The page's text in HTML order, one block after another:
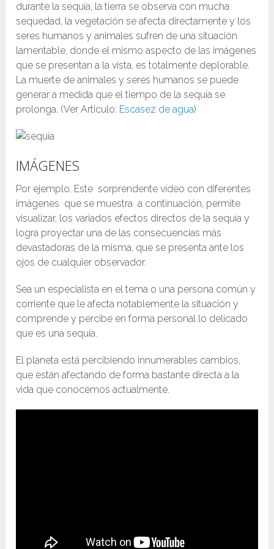
durante la sequía, la tierra se observa con mucha
sequedad, la vegetación se afecta directamente y los
seres humanos y animales sufren de una situación
lamentable, donde el mismo aspecto de las imágenes
que se presentan a la vista, es totalmente deplorable.
La muerte de animales y seres humanos se puede
generar a medida que el tiempo de la sequía se
prolonga. (Ver Articulo: Escasez de agua)
IMÁGENES
Por ejemplo. Este sorprendente vídeo con diferentes
imágenes que se muestra a continuación, permite
visualizar, los variados efectos directos de la sequía y
logra proyectar una de las consecuencias más
devastadoras de la misma, que se presenta ante los
ojos de cualquier observador.
Sea un especialista en el tema o una persona común y
corriente que le afecta notablemente la situación y
comprende y percibe en forma personal lo delicado
que es una sequía.
El planeta está percibiendo innumerables cambios,
que están afectando de forma bastante directa a la
vida que conocemos actualmente.